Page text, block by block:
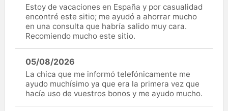
Estoy de vacaciones en España y por casualidad
encontré este sitio; me ayudó a ahorrar mucho
en una consulta que habría salido muy cara.
Recomiendo mucho este sitio.
05/08/2026
La chica que me informó telefónicamente me
ayudo muchísimo ya que era la primera vez que
hacía uso de vuestros bonos y me ayudo mucho.